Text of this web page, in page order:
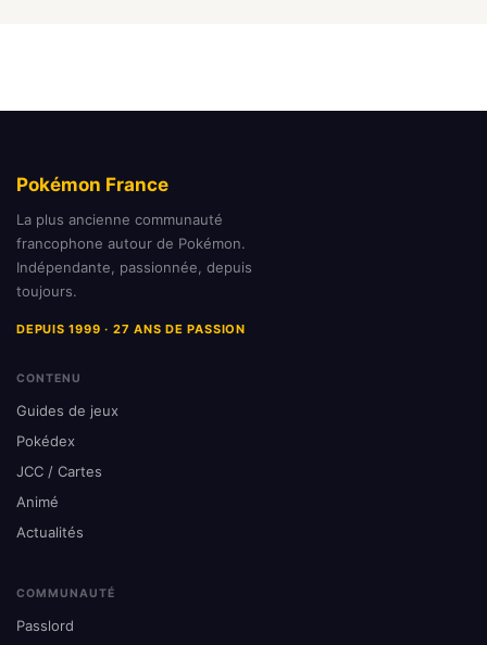
Pokémon France
La plus ancienne communauté
francophone autour de Pokémon.
Indépendante, passionnée, depuis
toujours.
DEPUIS 1999 · 27 ANS DE PASSION
CONTENU
Guides de jeux
Pokédex
JCC / Cartes
Animé
Actualités
COMMUNAUTÉ
Passlord